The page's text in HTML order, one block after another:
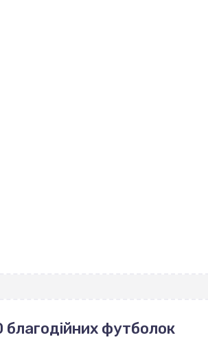
благодійних футболок